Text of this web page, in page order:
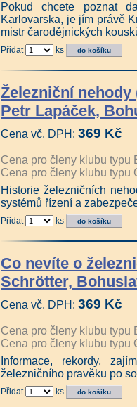
Pokud chcete poznat
Karlovarska, je jím právě
mistr čarodějnických
Přidat ks
Železniční
Petr Lapáček,
Cena vč. DPH: 369 Kč
Cena pro členy klubu typu
Cena pro členy klubu typu
Historie železničních
systémů řízení a
Přidat ks
Co nevíte o
Schrötter,
Cena vč. DPH: 369 Kč
Cena pro členy klubu typu
Cena pro členy klubu typu
Informace, rekordy,
železničního pravěku po
Přidat ks